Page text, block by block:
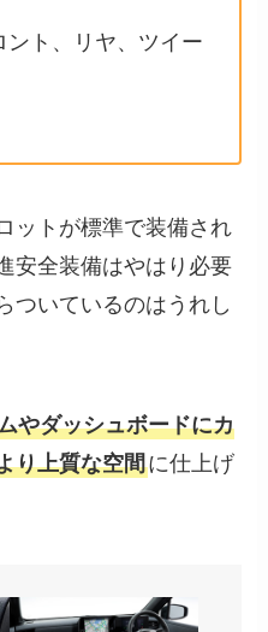
ント、リヤ、ツイー
ットが標準で装備され
安全装備はやはり必要
ついているのはうれし
やダッシュボードにカ
り上質な空間に仕上げ